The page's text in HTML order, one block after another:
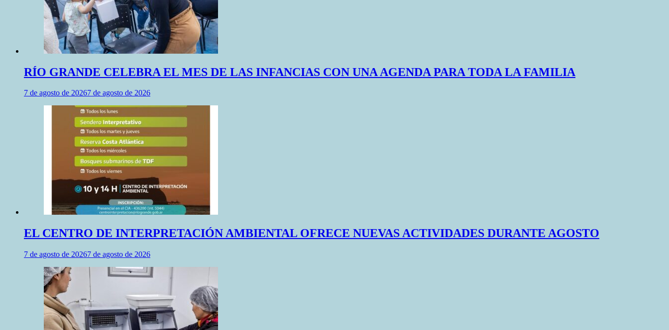
RÍO GRANDE CELEBRA EL MES DE LAS INFANCIAS CON UNA AGENDA PARA TODA LA FAMILIA
7 de agosto de 20267 de agosto de 2026
EL CENTRO DE INTERPRETACIÓN AMBIENTAL OFRECE NUEVAS ACTIVIDADES DURANTE AGOSTO
7 de agosto de 20267 de agosto de 2026